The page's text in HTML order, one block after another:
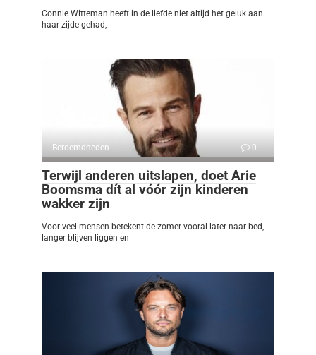
Connie Witteman heeft in de liefde niet altijd het geluk aan
haar zijde gehad,
Beroemdheden 0
Terwijl anderen uitslapen, doet Arie
Boomsma dít al vóór zijn kinderen
wakker zijn
Voor veel mensen betekent de zomer vooral later naar bed,
langer blijven liggen en